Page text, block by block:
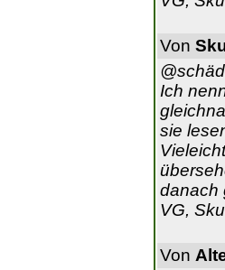
Von
Ich
sie
danach
VG,
Von